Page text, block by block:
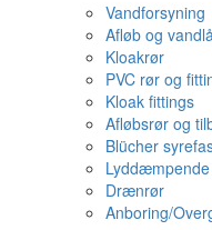
Vandforsyning
Afløb og
Kloakrør
PVC rør og
Kloak fittings
Afløbsrør og
Blücher
Drænrør
Anboring/